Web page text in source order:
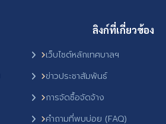
ลิงก์ที่เกี่ยวข้อง
เว็บไซต์หลักเทศบาลฯ
ข่าวประชาสัมพันธ์
การจัดซื้อจัดจ้าง
คำถามที่พบบ่อย (FAQ)